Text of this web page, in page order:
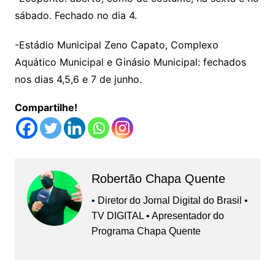
sábado. Fechado no dia 4.
-Estádio Municipal Zeno Capato, Complexo
Aquático Municipal e Ginásio Municipal: fechados
nos dias 4,5,6 e 7 de junho.
Compartilhe!
Robertão Chapa Quente
• Diretor do Jornal Digital do Brasil •
TV DIGITAL • Apresentador do
Programa Chapa Quente